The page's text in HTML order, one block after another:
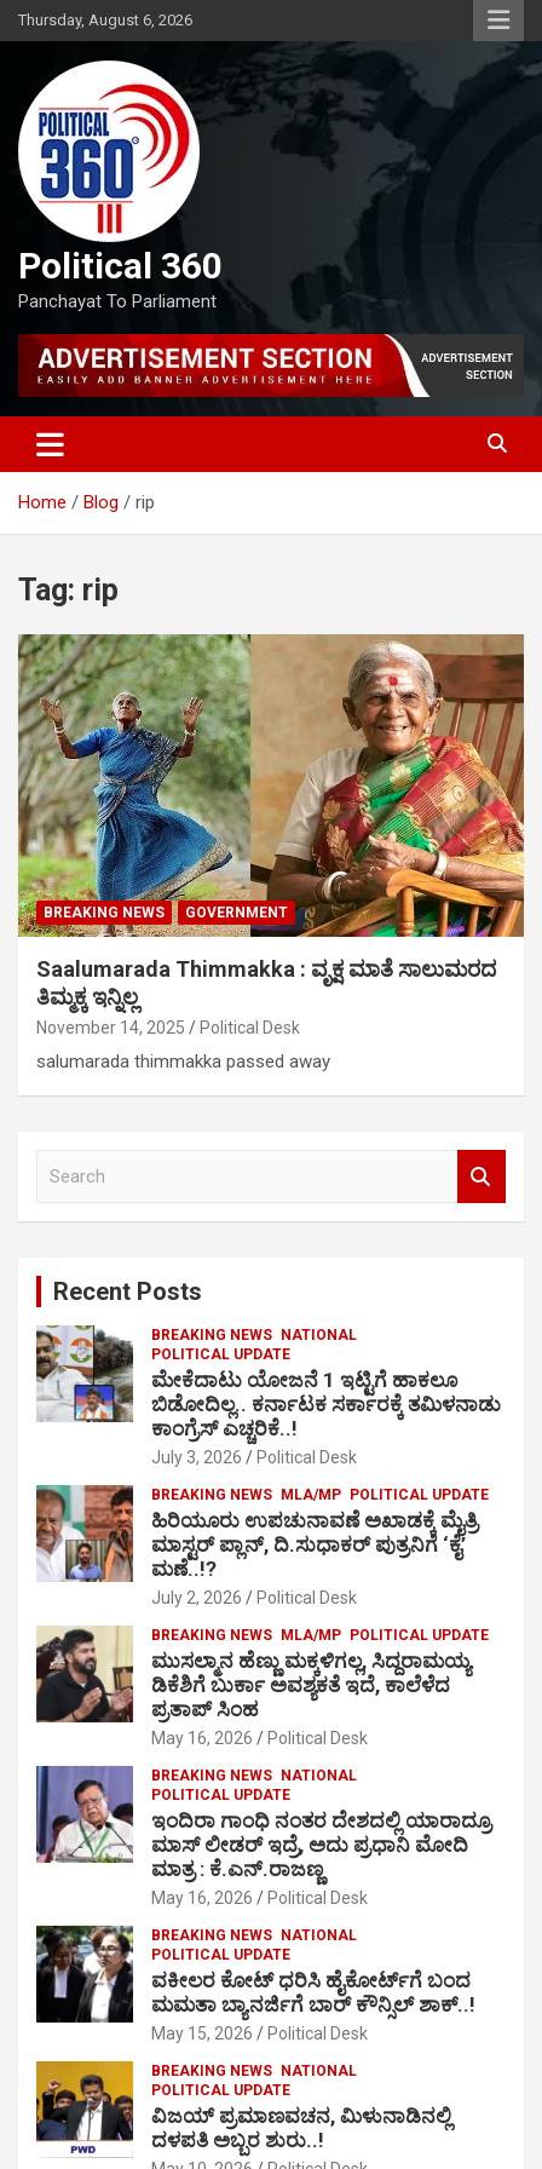
Skip
to
Thursday, August 6, 2026
Political 360
Panchayat To Parliament
Home Blog rip
Tag: rip
BREAKING NEWS GOVERNMENT
Saalumarada Thimmakka : ವೃಕ್ಷ ಮಾತೆ ಸಾಲುಮರದ
ತಿಮ್ಮಕ್ಕ ಇನ್ನಿಲ್ಲ
November 14, 2025 Political Desk
salumarada thimmakka passed away
Recent Posts
BREAKING NEWS
NATIONAL
POLITICAL UPDATE
ಮೇಕೆದಾಟು ಯೋಜನೆ 1 ಇಟ್ಟಿಗೆ ಹಾಕಲೂ
ಬಿಡೋದಿಲ್ಲ.. ಕರ್ನಾಟಕ ಸರ್ಕಾರಕ್ಕೆ ತಮಿಳನಾಡು
ಕಾಂಗ್ರೆಸ್ ಎಚ್ಚರಿಕೆ..!
July 3, 2026 Political Desk
BREAKING NEWS MLA/MP POLITICAL UPDATE
ಹಿರಿಯೂರು ಉಪಚುನಾವಣೆ ಅಖಾಡಕ್ಕೆ ಮೈತ್ರಿ
ಮಾಸ್ಟರ್ ಪ್ಲಾನ್, ದಿ.ಸುಧಾಕರ್ ಪುತ್ರನಿಗೆ ‘ಕೈ’
ಮಣೆ..!?
July 2, 2026 Political Desk
BREAKING NEWS MLA/MP POLITICAL UPDATE
ಮುಸಲ್ಮಾನ ಹೆಣ್ಣು ಮಕ್ಕಳಿಗಲ್ಲ, ಸಿದ್ದರಾಮಯ್ಯ
ಡಿಕೆಶಿಗೆ ಬುರ್ಕಾ ಅವಶ್ಯಕತೆ ಇದೆ, ಕಾಲೆಳೆದ
ಪ್ರತಾಪ್ ಸಿಂಹ
May 16, 2026 Political Desk
BREAKING NEWS
NATIONAL
POLITICAL UPDATE
ಇಂದಿರಾ ಗಾಂಧಿ ನಂತರ ದೇಶದಲ್ಲಿ ಯಾರಾದ್ರೂ
ಮಾಸ್ ಲೀಡರ್ ಇದ್ರೆ, ಅದು ಪ್ರಧಾನಿ ಮೋದಿ
ಮಾತ್ರ : ಕೆ.ಎನ್.ರಾಜಣ್ಣ
May 16, 2026 Political Desk
BREAKING NEWS
NATIONAL
POLITICAL UPDATE
ವಕೀಲರ ಕೋಟ್ ಧರಿಸಿ ಹೈಕೋರ್ಟ್​ಗೆ ಬಂದ
ಮಮತಾ ಬ್ಯಾನರ್ಜಿಗೆ ಬಾರ್ ಕೌನ್ಸಿಲ್ ಶಾಕ್..!
May 15, 2026 Political Desk
BREAKING NEWS
NATIONAL
POLITICAL UPDATE
ವಿಜಯ್ ಪ್ರಮಾಣವಚನ, ಮಿಳುನಾಡಿನಲ್ಲಿ
ದಳಪತಿ ಅಬ್ಬರ ಶುರು..!